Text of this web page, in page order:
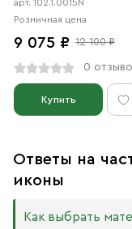
арт. 102.1.0015N
Розничная цена
9 075 ₽ 12 100 ₽
0
Купить
Ответы на
иконы
Как выбрать